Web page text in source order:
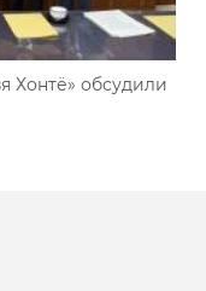
Хонтё» обсудили